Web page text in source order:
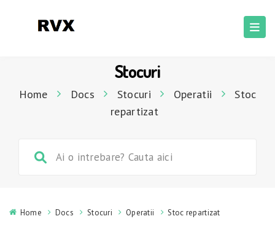
Stocuri
Home Docs Stocuri Operatii
Stoc
repartizat
Home Docs Stocuri Operatii Stoc repartizat